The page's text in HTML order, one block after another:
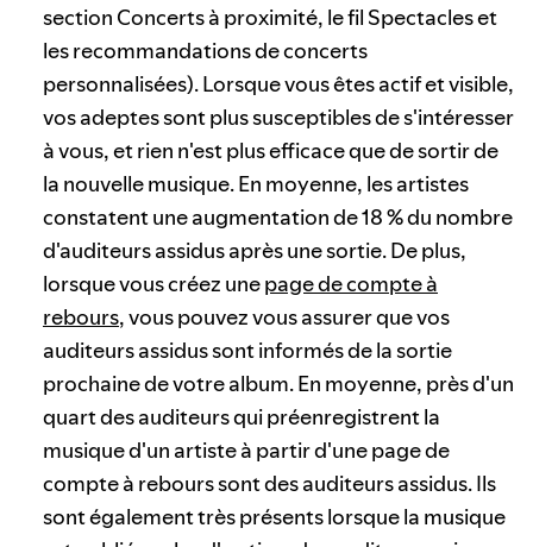
section Concerts à proximité, le fil Spectacles et
les recommandations de concerts
personnalisées). Lorsque vous êtes actif et visible,
vos adeptes sont plus susceptibles de s'intéresser
à vous, et rien n'est plus efficace que de sortir de
la nouvelle musique. En moyenne, les artistes
constatent une augmentation de 18 % du nombre
d'auditeurs assidus après une sortie. De plus,
lorsque vous créez unepage de compte à
rebours, vous pouvez vous assurer que vos
auditeurs assidus sont informés de la sortie
prochaine de votre album. En moyenne, près d'un
quart des auditeurs qui préenregistrent la
musique d'un artiste à partir d'une page de
compte à rebours sont des auditeurs assidus. Ils
sont également très présents lorsque la musique